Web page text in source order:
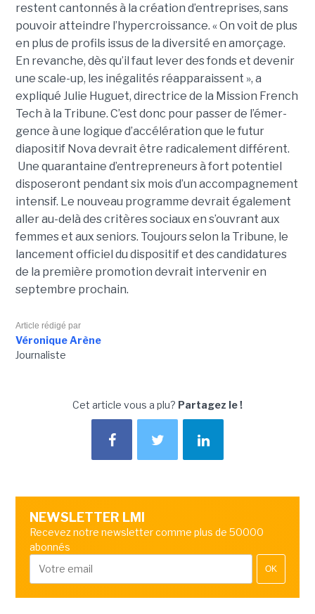
restent cantonnés à la créa­tion d’entre­prises, sans
pouvoir atteindre l’hyper­crois­sance. « On voit de plus
en plus de pro­fils issus de la diver­sité en amorçage.
En revanche, dès qu’il faut lever des fonds et deve­nir
une scale-up, les inéga­li­tés réap­pa­raissent », a
expliqué Julie Huguet, directrice de la Mission French
Tech à la Tribune. C’est donc pour passer de l’émer­
gence à une logique d’accé­lé­ra­tion que le futur
diapositif Nova devrait être radi­ca­le­ment dif­fé­rent.
Une qua­ran­taine d’entre­pre­neurs à fort poten­tiel
disposeront pen­dant six mois d’un accom­pa­gne­ment
inten­sif. Le nouveau pro­gramme devrait également
aller au-delà des critères sociaux en s’ouvrant aux
femmes et aux seniors. Toujours selon la Tribune, le
lancement officiel du dispositif et des candidatures
de la première promotion devrait intervenir en
septembre prochain.
Article rédigé par
Véronique Arène
Journaliste
Cet article vous a plu? Partagez le !
NEWSLETTER LMI
Recevez notre newsletter comme plus de 50000
abonnés
OK